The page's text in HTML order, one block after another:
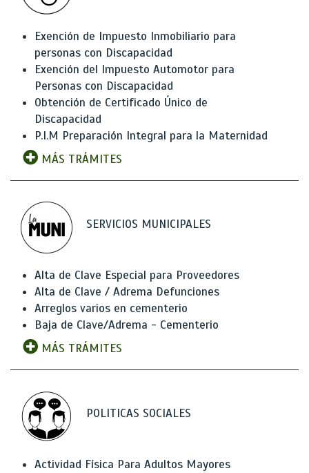
Exención de Impuesto Inmobiliario para
personas con Discapacidad
Exención del Impuesto Automotor para
Personas con Discapacidad
Obtención de Certificado Único de
Discapacidad
P.I.M Preparación Integral para la Maternidad
MÁS TRÁMITES
SERVICIOS MUNICIPALES
Alta de Clave Especial para Proveedores
Alta de Clave / Adrema Defunciones
Arreglos varios en cementerio
Baja de Clave/Adrema - Cementerio
MÁS TRÁMITES
POLITICAS SOCIALES
Actividad Física Para Adultos Mayores